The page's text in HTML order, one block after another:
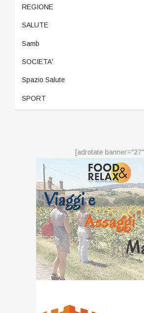
REGIONE
SALUTE
Samb
SOCIETA'
Spazio Salute
SPORT
[adrotate banner="27"